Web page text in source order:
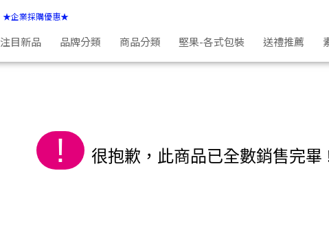
★企業採購優惠★
注目新品 品牌分類 商品分類 堅果-各式包裝 送禮推薦
! 很抱歉，此商品已全數銷售完畢